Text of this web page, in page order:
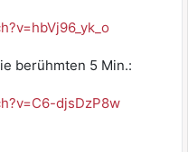
berühmten 5 Min.:
djsDzP8w